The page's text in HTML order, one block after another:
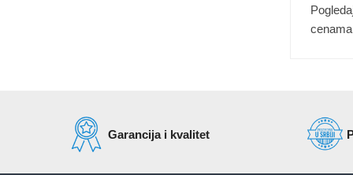
Garancija i kvalitet